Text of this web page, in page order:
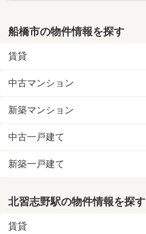
船橋市の物件情報を探す
賃貸
中古マンション
新築マンション
中古一戸建て
新築一戸建て
北習志野駅の物件情報を探す
賃貸